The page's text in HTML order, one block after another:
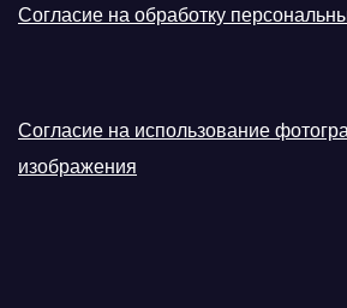
Согласие на обработку
Согласие на использование
изображения